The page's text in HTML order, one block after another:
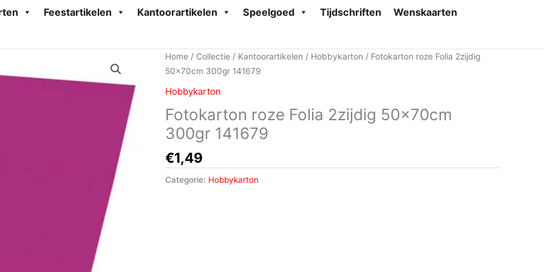
Feestartikelen Kantoorartikelen Speelgoed Tijdschriften
Wenskaarten
Home / Collectie / Kantoorartikelen / Hobbykarton / Fotokarton roze Folia 2zijdig
50x70cm 300gr 141679
Hobbykarton
Fotokarton roze Folia 2zijdig 50x70cm
300gr 141679
€1,49
Categorie: Hobbykarton